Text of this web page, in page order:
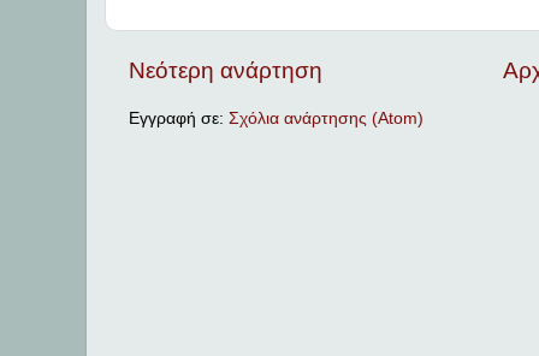
Νεότερη ανάρτηση
Εγγραφή σε: Σχόλια ανάρτησης (Atom)